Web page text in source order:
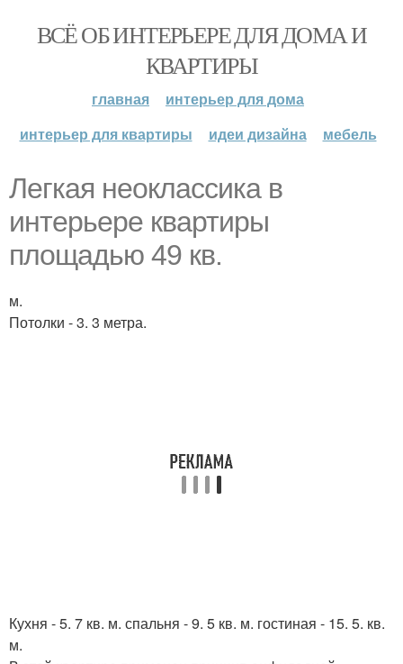
ВСЁ ОБ ИНТЕРЬЕРЕ ДЛЯ ДОМА И
КВАРТИРЫ
главная
интерьер для дома
интерьер для квартиры
идеи дизайна мебель
Легкая неоклассика в
интерьере квартиры
площадью 49 кв.
м.
Потолки - 3. 3 метра.
Кухня - 5. 7 кв. м. спальня - 9. 5 кв. м. гостиная - 15. 5. кв.
м.